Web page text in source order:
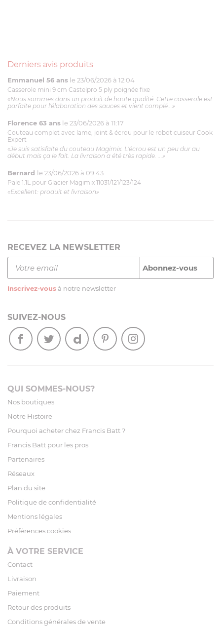
Derniers avis produits
Emmanuel 56 ans le 23/06/2026 à 12:04
Casserole mini 9 cm Castelpro 5 ply poignée fixe
«Nous sommes dans un produit de haute qualité. Cette casserole est
parfaite pour l'élaboration des sauces et vient complé...»
Florence 63 ans le 23/06/2026 à 11:17
Couteau complet avec lame, joint & écrou pour le robot cuiseur Cook
Expert
«Je suis satisfaite du couteau Magimix. L'écrou est un peu dur au
début mais ça le fait. La livraison a été très rapide. ...»
Bernard le 23/06/2026 à 09:43
Pale 1.1L pour Glacier Magimix 11031/121/123/124
«Excellent: produit et livraison»
RECEVEZ LA NEWSLETTER
Inscrivez-vous à notre newsletter
SUIVEZ-NOUS
QUI SOMMES-NOUS?
Nos boutiques
Notre Histoire
Pourquoi acheter chez Francis Batt ?
Francis Batt pour les pros
Partenaires
Réseaux
Plan du site
Politique de confidentialité
Mentions légales
Préférences cookies
À VOTRE SERVICE
Contact
Livraison
Paiement
Retour des produits
Conditions générales de vente